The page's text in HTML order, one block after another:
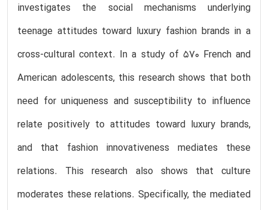
investigates the social mechanisms underlying
teenage attitudes toward luxury fashion brands in a
cross-cultural context. In a study of 570 French and
American adolescents, this research shows that both
need for uniqueness and susceptibility to influence
relate positively to attitudes toward luxury brands,
and that fashion innovativeness mediates these
relations. This research also shows that culture
moderates these relations. Specifically, the mediated